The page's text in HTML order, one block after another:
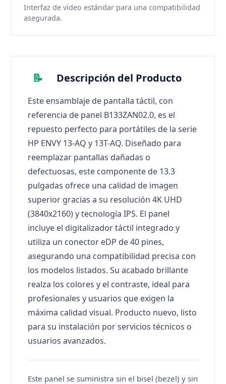
Interfaz de vídeo estándar para una compatibilidad
asegurada.
📝 Descripción del Producto
Este ensamblaje de pantalla táctil, con
referencia de panel B133ZAN02.0, es el
repuesto perfecto para portátiles de la serie
HP ENVY 13-AQ y 13T-AQ. Diseñado para
reemplazar pantallas dañadas o
defectuosas, este componente de 13.3
pulgadas ofrece una calidad de imagen
superior gracias a su resolución 4K UHD
(3840x2160) y tecnología IPS. El panel
incluye el digitalizador táctil integrado y
utiliza un conector eDP de 40 pines,
asegurando una compatibilidad precisa con
los modelos listados. Su acabado brillante
realza los colores y el contraste, ideal para
profesionales y usuarios que exigen la
máxima calidad visual. Producto nuevo, listo
para su instalación por servicios técnicos o
usuarios avanzados.
Este panel se suministra sin el bisel (bezel) y sin